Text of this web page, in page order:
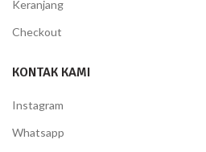
Keranjang
Checkout
KONTAK KAMI
Instagram
Whatsapp